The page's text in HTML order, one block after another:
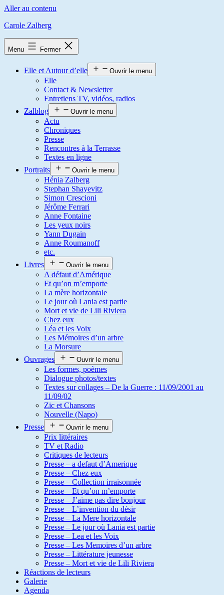
Aller au contenu
Carole Zalberg
Menu Fermer
Elle et Autour d’elle Ouvrir le menu
Elle
Contact & Newsletter
Entretiens TV, vidéos, radios
Zalblog
Ouvrir le menu
Actu
Chroniques
Presse
Rencontres à la Terrasse
Textes en ligne
Portraits
Ouvrir le menu
Hénia Zalberg
Stephan Shayevitz
Simon Crescioni
Jérôme Ferrari
Anne Fontaine
Les yeux noirs
Yann Dugain
Anne Roumanoff
etc.
Livres
Ouvrir le menu
A défaut d’Amérique
Et qu’on m’emporte
La mère horizontale
Le jour où Lania est partie
Mort et vie de Lili Riviera
Chez eux
Léa et les Voix
Les Mémoires d’un arbre
La Morsure
Ouvrages
Ouvrir le menu
Les formes, poèmes
Dialogue photos/textes
Textes sur collages – De la Guerre : 11/09/2001 au
11/09/02
Zic et Chansons
Nouvelle (Napo)
Presse
Ouvrir le menu
Prix littéraires
TV et Radio
Critiques de lecteurs
Presse – a defaut d’Amerique
Presse – Chez eux
Presse – Collection irraisonnée
Presse – Et qu’on m’emporte
Presse – J’aime pas dire bonjour
Presse – L’invention du désir
Presse – La Mere horizontale
Presse – Le jour où Lania est partie
Presse – Lea et les Voix
Presse – Les Memoires d’un arbre
Presse – Littérature jeunesse
Presse – Mort et vie de Lili Riviera
Réactions de lecteurs
Galerie
Agenda